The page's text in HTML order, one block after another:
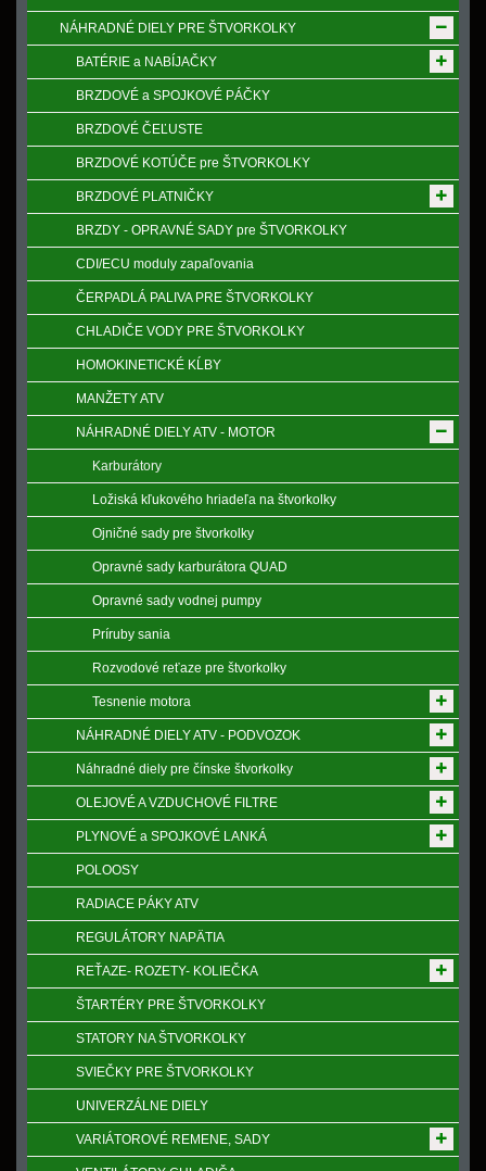
NÁHRADNÉ DIELY PRE ŠTVORKOLKY
BATÉRIE a NABÍJAČKY
BRZDOVÉ a SPOJKOVÉ PÁČKY
BRZDOVÉ ČEĽUSTE
BRZDOVÉ KOTÚČE pre ŠTVORKOLKY
BRZDOVÉ PLATNIČKY
BRZDY - OPRAVNÉ SADY pre ŠTVORKOLKY
CDI/ECU moduly zapaľovania
ČERPADLÁ PALIVA PRE ŠTVORKOLKY
CHLADIČE VODY PRE ŠTVORKOLKY
HOMOKINETICKÉ KĹBY
MANŽETY ATV
NÁHRADNÉ DIELY ATV - MOTOR
Karburátory
Ložiská kľukového hriadeľa na štvorkolky
Ojničné sady pre štvorkolky
Opravné sady karburátora QUAD
Opravné sady vodnej pumpy
Príruby sania
Rozvodové reťaze pre štvorkolky
Tesnenie motora
NÁHRADNÉ DIELY ATV - PODVOZOK
Náhradné diely pre čínske štvorkolky
OLEJOVÉ A VZDUCHOVÉ FILTRE
PLYNOVÉ a SPOJKOVÉ LANKÁ
POLOOSY
RADIACE PÁKY ATV
REGULÁTORY NAPӒTIA
REŤAZE- ROZETY- KOLIEČKA
ŠTARTÉRY PRE ŠTVORKOLKY
STATORY NA ŠTVORKOLKY
SVIEČKY PRE ŠTVORKOLKY
UNIVERZÁLNE DIELY
VARIÁTOROVÉ REMENE, SADY